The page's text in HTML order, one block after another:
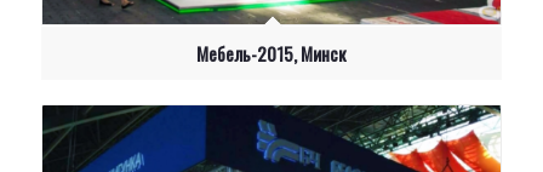
Мебель-2015, Минск
Viber
+375